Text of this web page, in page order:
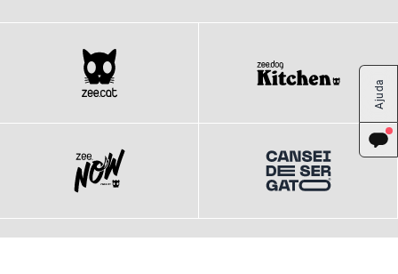
Ajuda